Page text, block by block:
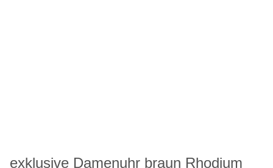
exklusive Damenuhr braun Rhodium